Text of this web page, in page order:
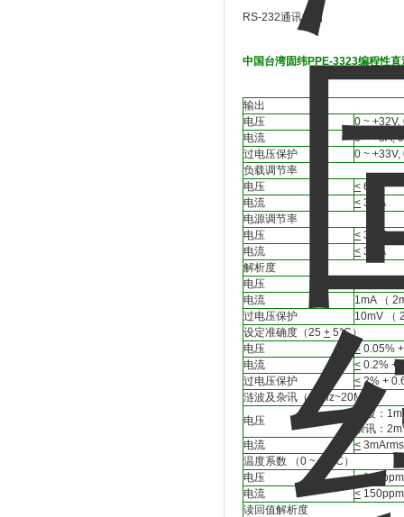
RS-232通讯接口
中国台湾固纬PPE-3323编程性
输出
电压
0 ~ +32V,
电流
0 ~ +3A,
过电压保护
0 ~ +33V,
负载调节率
电压
< 6mV
电流
< 3mA
电源调节率
电压
< 3mV
电流
< 3mA
解析度
电压
电流
1mA （
过电压保护
10mV （
设定准确度（25 + 5°C）
电压
< 0.05%
电流
< 0.2% +
过电压保护
< 2% +
涟波及杂讯（20Hz~20MHz）
电压
涟波：
杂讯：
电流
<
温度系数 （0 ~ 40°C）
电压
<
电流
<
读回值解析度